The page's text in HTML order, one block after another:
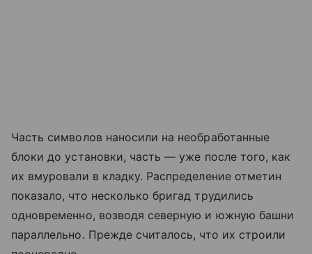
Часть символов наносили на необработанные
блоки до установки, часть — уже после того, как
их вмуровали в кладку. Распределение отметин
показало, что несколько бригад трудились
одновременно, возводя северную и южную башни
параллельно. Прежде считалось, что их строили